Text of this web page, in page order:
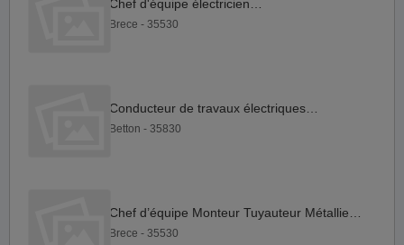
Brece - 35530
Betton - 35830
Brece - 35530